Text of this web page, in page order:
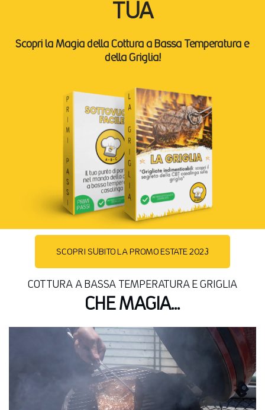
TUA
Scopri la Magia della Cottura a Bassa Temperatura e
della Griglia!
SCOPRI SUBITO LA PROMO ESTATE 2023
COTTURA A BASSA TEMPERATURA E GRIGLIA
CHE MAGIA...